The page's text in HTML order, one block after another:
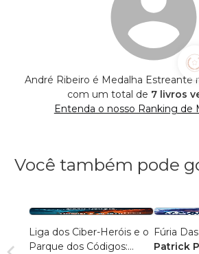
André Ribeiro é Medalha Estreante
com um total de 7 livros
Entenda o nosso Ranking de
Você também pode
Liga dos Ciber-Heróis e o
Parque dos Códigos:
Fúria
Patrick